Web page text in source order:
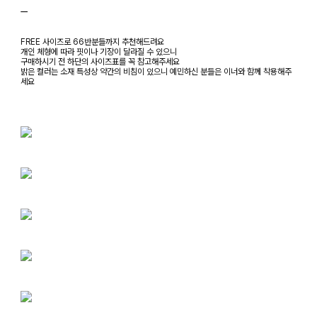
ㅡ
FREE 사이즈로 66반분들까지 추천해드려요
개인 체형에 따라 핏이나 기장이 달라질 수 있으니
구매하시기 전 하단의 사이즈표를 꼭 참고해주세요
밝은 컬러는 소재 특성상 약간의 비침이 있으니 예민하신 분들은 이너와 함께 착용해주
세요